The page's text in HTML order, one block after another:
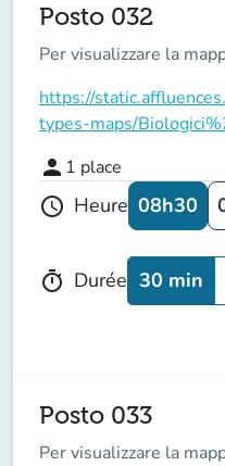
Posto 032
Per visualizzare la
https://
types-maps/
person 1 place
schedule Heure 08h30
timer Durée 30 min
Posto 033
Per visualizzare la